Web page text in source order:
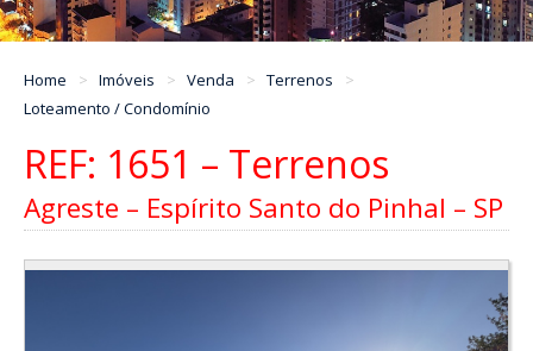
Home Imóveis Venda
Terrenos
Loteamento / Condomínio
REF: 1651 – Terrenos
Agreste – Espírito Santo do Pinhal – SP